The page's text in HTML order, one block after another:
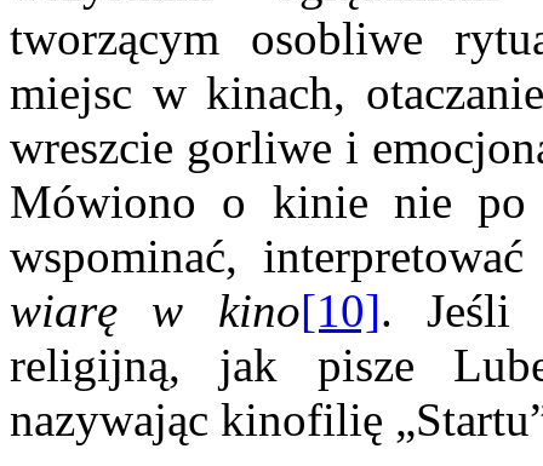
tworzącym osobliwe
miejsc w kinach,
wreszcie gorliwe i
Mówiono o kinie nie
wspominać,
wiarę w kino[10]. Jeśli
religijną, jak pisze
nazywając kinofilię